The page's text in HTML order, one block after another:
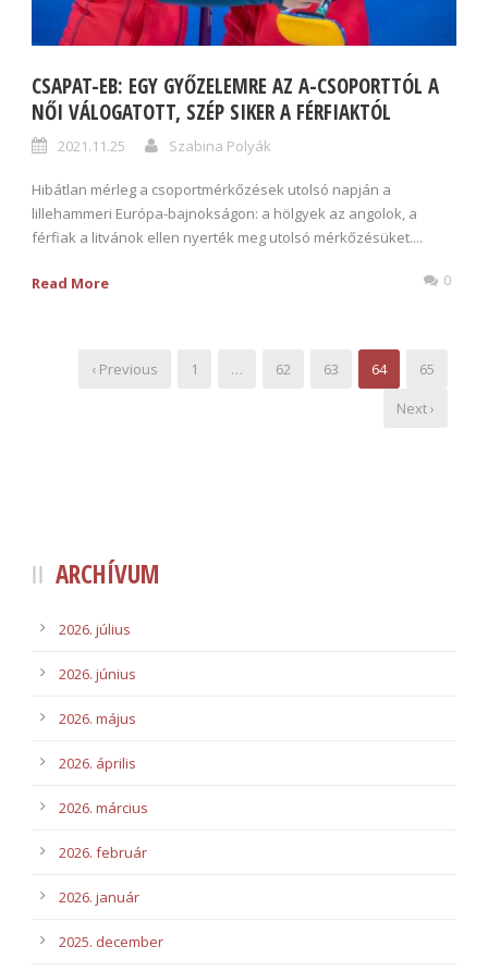
CSAPAT-EB: EGY GYŐZELEMRE AZ A-CSOPORTTÓL A
NŐI VÁLOGATOTT, SZÉP SIKER A FÉRFIAKTÓL
2021.11.25 Szabina Polyák
Hibátlan mérleg a csoportmérkőzések utolsó napján a
lillehammeri Európa-bajnokságon: a hölgyek az angolok, a
férfiak a litvánok ellen nyerték meg utolsó mérkőzésüket....
Read More 0
‹ Previous 1 … 62 63 64
65
Next ›
ARCHÍVUM
2026. július
2026. június
2026. május
2026. április
2026. március
2026. február
2026. január
2025. december